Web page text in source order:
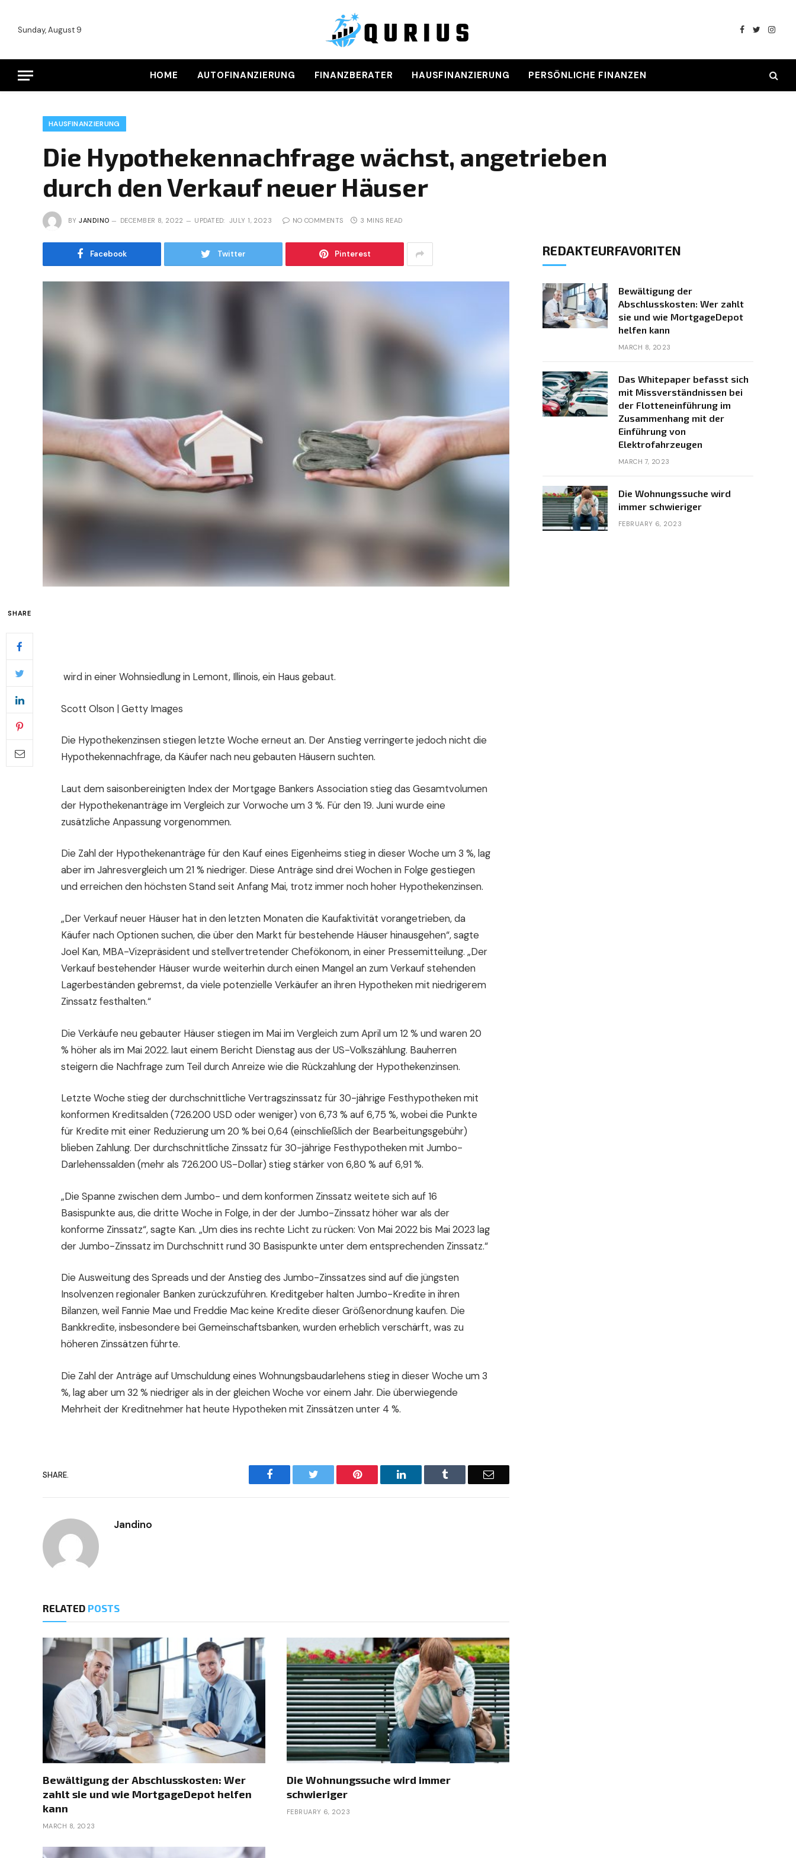
Sunday, August 9 Facebook
Twitter
HOME AUTOFINANZIERUNG FINANZBERATER HAUSFINANZIERUNG PERSÖNLICHE FINANZEN
HAUSFINANZIERUNG
Die Hypothekennachfrage wächst, angetrieben
durch den Verkauf neuer Häuser
BY JANDINO DECEMBER 8, 2022 UPDATED: JULY 1, 2023 NO COMMENTS 3 MINS READ
Facebook Twitter Pinterest
SHARE
wird in einer Wohnsiedlung in Lemont, Illinois, ein Haus gebaut.
Scott Olson | Getty Images
Die Hypothekenzinsen stiegen letzte Woche erneut an. Der Anstieg verringerte jedoch nicht die
Hypothekennachfrage, da Käufer nach neu gebauten Häusern suchten.
Laut dem saisonbereinigten Index der Mortgage Bankers Association stieg das Gesamtvolumen
der Hypothekenanträge im Vergleich zur Vorwoche um 3 %. Für den 19. Juni wurde eine
zusätzliche Anpassung vorgenommen.
Die Zahl der Hypothekenanträge für den Kauf eines Eigenheims stieg in dieser Woche um 3 %, lag
aber im Jahresvergleich um 21 % niedriger. Diese Anträge sind drei Wochen in Folge gestiegen
und erreichen den höchsten Stand seit Anfang Mai, trotz immer noch hoher Hypothekenzinsen.
„Der Verkauf neuer Häuser hat in den letzten Monaten die Kaufaktivität vorangetrieben, da
Käufer nach Optionen suchen, die über den Markt für bestehende Häuser hinausgehen“, sagte
Joel Kan, MBA-Vizepräsident und stellvertretender Chefökonom, in einer Pressemitteilung. „Der
Verkauf bestehender Häuser wurde weiterhin durch einen Mangel an zum Verkauf stehenden
Lagerbeständen gebremst, da viele potenzielle Verkäufer an ihren Hypotheken mit niedrigerem
Zinssatz festhalten.“
Die Verkäufe neu gebauter Häuser stiegen im Mai im Vergleich zum April um 12 % und waren 20
% höher als im Mai 2022. laut einem Bericht Dienstag aus der US-Volkszählung. Bauherren
steigern die Nachfrage zum Teil durch Anreize wie die Rückzahlung der Hypothekenzinsen.
Letzte Woche stieg der durchschnittliche Vertragszinssatz für 30-jährige Festhypotheken mit
konformen Kreditsalden (726.200 USD oder weniger) von 6,73 % auf 6,75 %, wobei die Punkte
für Kredite mit einer Reduzierung um 20 % bei 0,64 (einschließlich der Bearbeitungsgebühr)
blieben Zahlung. Der durchschnittliche Zinssatz für 30-jährige Festhypotheken mit Jumbo-
Darlehenssalden (mehr als 726.200 US-Dollar) stieg stärker von 6,80 % auf 6,91 %.
„Die Spanne zwischen dem Jumbo- und dem konformen Zinssatz weitete sich auf 16
Basispunkte aus, die dritte Woche in Folge, in der der Jumbo-Zinssatz höher war als der
konforme Zinssatz“, sagte Kan. „Um dies ins rechte Licht zu rücken: Von Mai 2022 bis Mai 2023 lag
der Jumbo-Zinssatz im Durchschnitt rund 30 Basispunkte unter dem entsprechenden Zinssatz.“
Die Ausweitung des Spreads und der Anstieg des Jumbo-Zinssatzes sind auf die jüngsten
Insolvenzen regionaler Banken zurückzuführen. Kreditgeber halten Jumbo-Kredite in ihren
Bilanzen, weil Fannie Mae und Freddie Mac keine Kredite dieser Größenordnung kaufen. Die
Bankkredite, insbesondere bei Gemeinschaftsbanken, wurden erheblich verschärft, was zu
höheren Zinssätzen führte.
Die Zahl der Anträge auf Umschuldung eines Wohnungsbaudarlehens stieg in dieser Woche um 3
%, lag aber um 32 % niedriger als in der gleichen Woche vor einem Jahr. Die überwiegende
Mehrheit der Kreditnehmer hat heute Hypotheken mit Zinssätzen unter 4 %.
SHARE. Facebook Twitter Pinterest LinkedIn Tumblr Email
Jandino
RELATED POSTS
Bewältigung der Abschlusskosten: Wer
zahlt sie und wie MortgageDepot helfen
kann
MARCH 8, 2023
Die Wohnungssuche wird immer
schwieriger
FEBRUARY 6, 2023
REDAKTEURFAVORITEN
Bewältigung der
Abschlusskosten: Wer zahlt
sie und wie MortgageDepot
helfen kann
MARCH 8, 2023
Das Whitepaper befasst sich
mit Missverständnissen bei
der Flotteneinführung im
Zusammenhang mit der
Einführung von
Elektrofahrzeugen
MARCH 7, 2023
Die Wohnungssuche wird
immer schwieriger
FEBRUARY 6, 2023